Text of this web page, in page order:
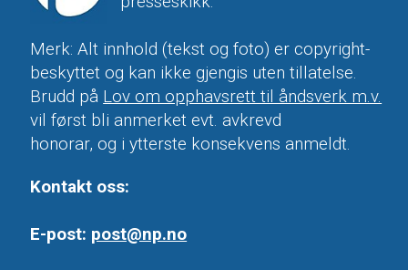
Merk: Alt innhold (tekst og foto) er copyright-
beskyttet og kan ikke gjengis uten tillatelse.
Brudd på Lov om opphavsrett til åndsverk m.v.
vil først bli anmerket evt. avkrevd
honorar, og i ytterste konsekvens anmeldt.
Kontakt oss:
E-post: post@np.no